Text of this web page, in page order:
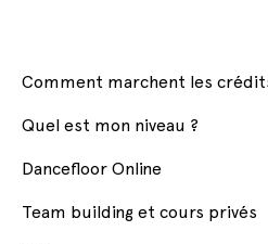
Comment marchent les
Quel est mon niveau ?
Dancefloor Online
Team building et cours privés